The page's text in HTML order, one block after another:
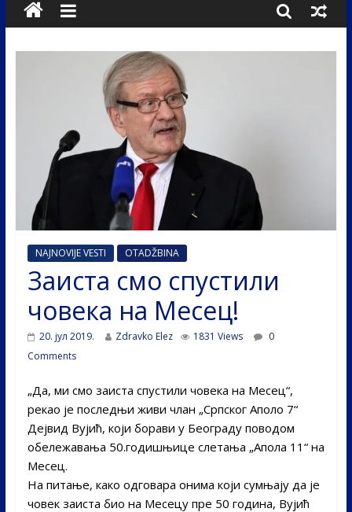
NAJNOVIJE VESTI OTADŽBINA
Заиста смо спустили
човека на Месец!
20. јул 2019. Zdravko Elez 1831 Views
0
Comments
„Да, ми смо заиста спустили човека на Месец“,
рекао је последњи живи члан „Српског Аполо 7“
Дејвид Вујић, који борави у Београду поводом
обележавања 50.годишњице слетања „Апола 11“ на
Месец.
На питање, како одговара онима који сумњају да је
човек заиста био на Месецу пре 50 година, Вујић